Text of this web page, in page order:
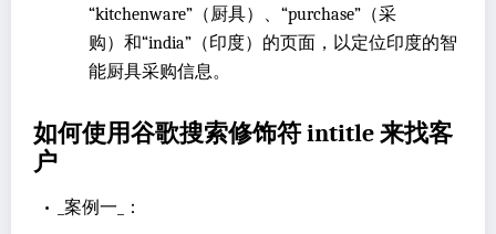
“kitchenware”（厨具）、“purchase”（采
购）和“india”（印度）的页面，以定位印度的智
能厨具采购信息。
如何使用谷歌搜索修饰符 intitle 来找客
户
• _案例一_：